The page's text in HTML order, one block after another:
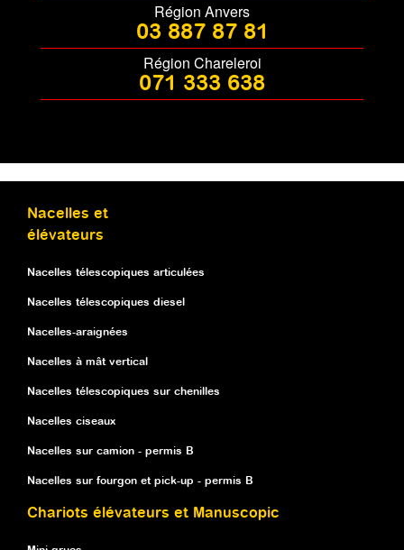
Région Anvers
03 887 87 81
Région Chareleroi
071 333 638
Nacelles et
élévateurs
Nacelles télescopiques articulées
Nacelles télescopiques diesel
Nacelles-araignées
Nacelles à mât vertical
Nacelles télescopiques sur chenilles
Nacelles ciseaux
Nacelles sur camion - permis B
Nacelles sur fourgon et pick-up - permis B
Chariots élévateurs et Manuscopic